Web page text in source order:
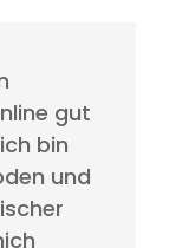
gut
bin
und